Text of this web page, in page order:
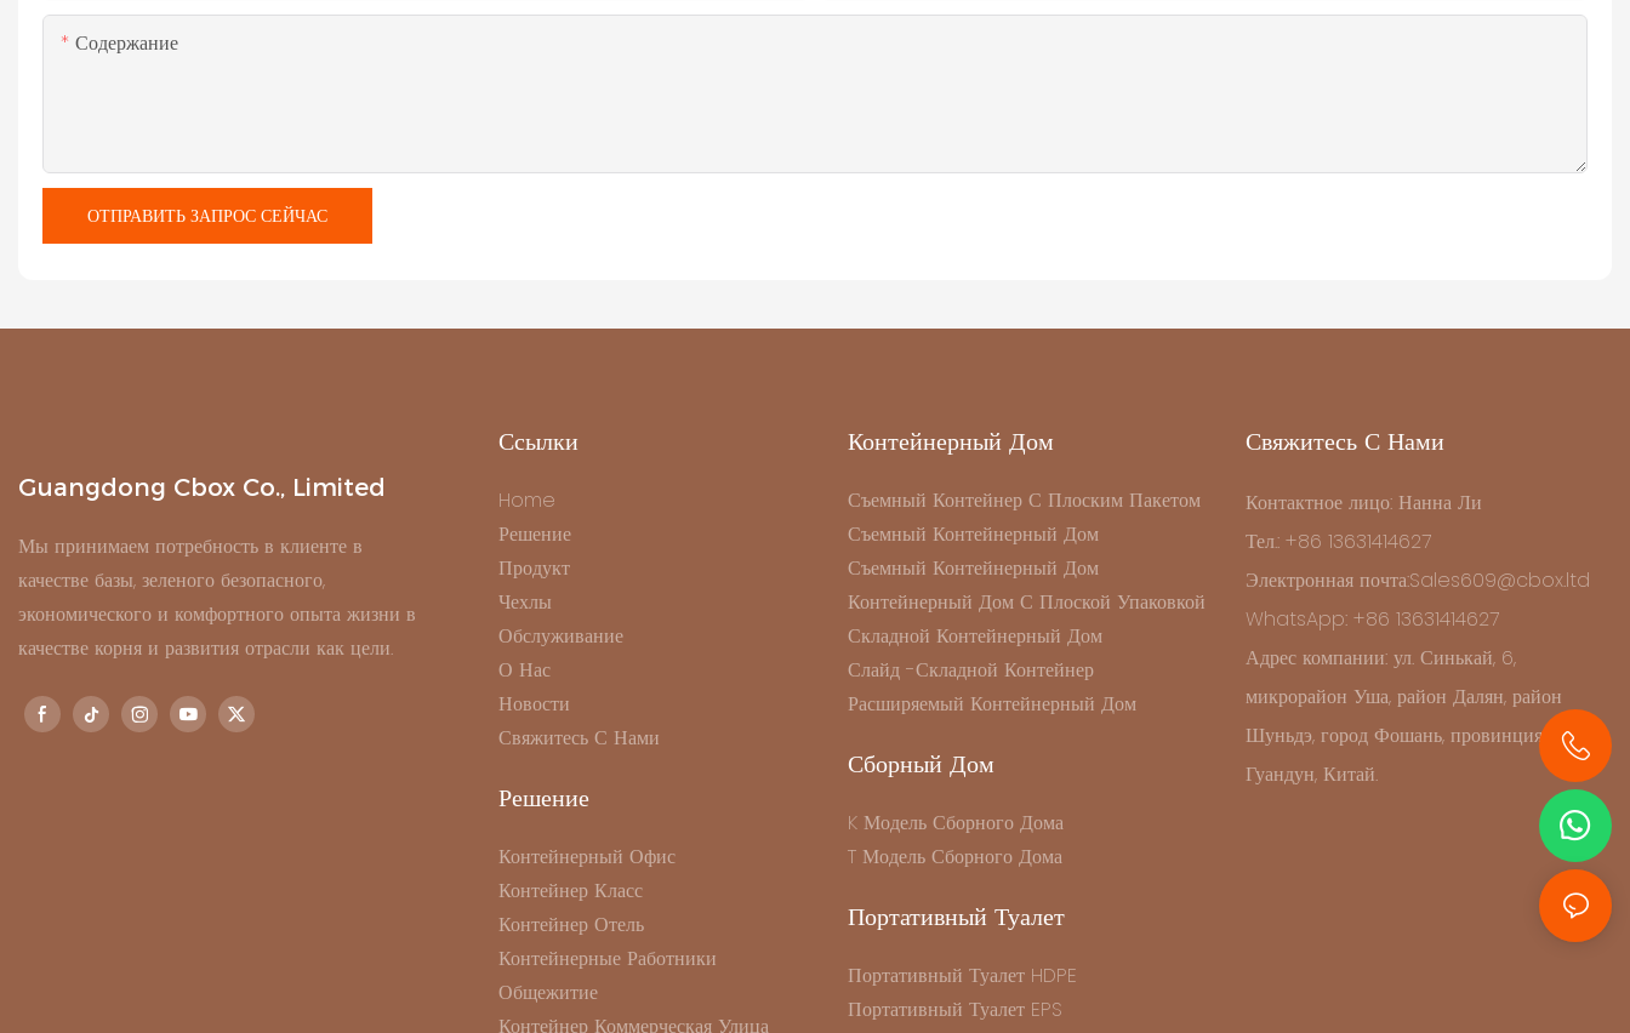
Содержание
ОТПРАВИТЬ ЗАПРОС СЕЙЧАС
Guangdong Cbox Co., Limited
Мы принимаем потребность в клиенте в
качестве базы, зеленого безопасного,
экономического и комфортного опыта жизни в
качестве корня и развития отрасли как цели.
Ссылки
Home
Решение
Продукт
Чехлы
Обслуживание
О Нас
Новости
Свяжитесь С Нами
Решение
Контейнерный Офис
Контейнер Класс
Контейнер Отель
Контейнерные Работники
Общежитие
Контейнер Коммерческая Улица
Контейнерный Дом
Съемный Контейнер С Плоским Пакетом
Съемный Контейнерный Дом
Съемный Контейнерный Дом
Контейнерный Дом С Плоской Упаковкой
Складной Контейнерный Дом
Слайд -складной Контейнер
Расширяемый Контейнерный Дом
Сборный Дом
K Модель Сборного Дома
T Модель Сборного Дома
Портативный Туалет
Портативный Туалет HDPE
Портативный Туалет EPS
Свяжитесь С Нами
Контактное лицо: Нанна Ли
Тел.: +86 13631414627
Электронная почта:Sales609@cbox.ltd
WhatsApp: +86 13631414627
Адрес компании: ул. Синькай, 6,
микрорайон Уша, район Далян, район
Шуньдэ, город Фошань, провинция
Гуандун, Китай.